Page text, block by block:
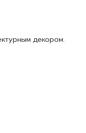
декором.